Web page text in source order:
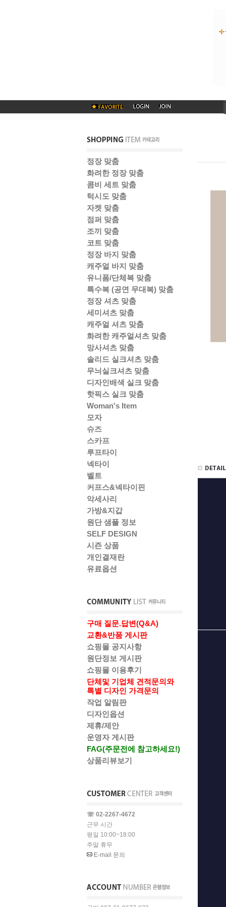
정장 맞춤
화려한 정장 맞춤
콤비 세트 맞춤
턱시도 맞춤
자켓 맞춤
점퍼 맞춤
조끼 맞춤
코트 맞춤
정장 바지 맞춤
캐주얼 바지 맞춤
유니폼/단체복 맞춤
특수복 (공연 무대복) 맞춤
정장 셔츠 맞춤
세미셔츠 맞춤
캐주얼 셔츠 맞춤
화려한 캐주얼셔츠 맞춤
망사셔츠 맞춤
솔리드 실크셔츠 맞춤
무늬실크셔츠 맞춤
디자인배색 실크 맞춤
핫픽스 실크 맞춤
Woman's Item
모자
슈즈
스카프
루프타이
넥타이
벨트
커프스&넥타이핀
악세사리
가방&지갑
원단 샘플 정보
SELF DESIGN
시즌 상품
개인결재란
유료옵션
구매 질문.답변(Q&A)
교환&반품 게시판
쇼핑몰 공지사항
원단정보 게시판
쇼핑몰 이용후기
단체및 기업체 견적문의와
특별 디자인 가격문의
작업 알림판
디자인옵션
제휴/제안
운영자 게시판
FAG(주문전에 참고하세요!)
상품리뷰보기
☏ 02-2267-4672
근무 시간
평일 10:00~18:00
주말 휴무
E-mail 문의